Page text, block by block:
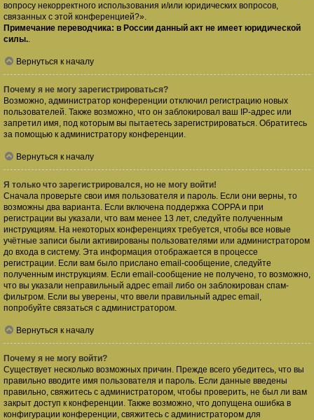
вопросу некорректного использования и/или юридических вопросов,
связанных с этой конференцией?».
Примечание переводчика: в России данный акт не имеет юридической
силы..
Вернуться к началу
Почему я не могу зарегистрироваться?
Возможно, администратор конференции отключил регистрацию новых
пользователей. Также возможно, что он заблокировал ваш IP-адрес или
запретил имя, под которым вы пытаетесь зарегистрироваться. Обратитесь
за помощью к администратору конференции.
Вернуться к началу
Я только что зарегистрировался, но не могу войти!
Сначала проверьте свои имя пользователя и пароль. Если они верны, то
возможны два варианта. Если включена поддержка COPPA и при
регистрации вы указали, что вам менее 13 лет, следуйте полученным
инструкциям. На некоторых конференциях требуется, чтобы все новые
учётные записи были активированы пользователями или администратором
до входа в систему. Эта информация отображается в процессе
регистрации. Если вам было прислано email-сообщение, следуйте
полученным инструкциям. Если email-сообщение не получено, то возможно,
что вы указали неправильный адрес email либо он заблокирован спам-
фильтром. Если вы уверены, что ввели правильный адрес email,
попробуйте связаться с администратором.
Вернуться к началу
Почему я не могу войти?
Существует несколько возможных причин. Прежде всего убедитесь, что вы
правильно вводите имя пользователя и пароль. Если данные введены
правильно, свяжитесь с администратором, чтобы проверить, не был ли вам
закрыт доступ к конференции. Также возможно, что допущена ошибка в
конфигурации конференции, свяжитесь с администратором для